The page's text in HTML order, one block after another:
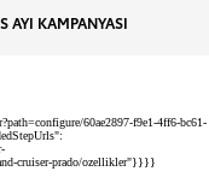
AYI KAMPANYASI
60ae2897-f9e1-4ff6-bc61-
cruiser-prado/ozellikler"}}}}